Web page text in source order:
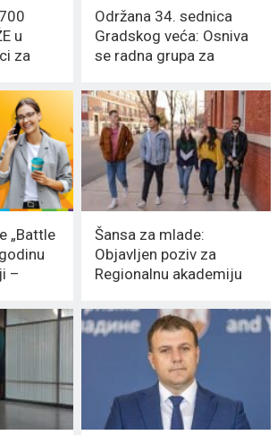
u
za
Održana 34. sednica
Gradskog veća: Osniva
se radna grupa za
Omladinskog CENTRA
„Battle
–
Šansa za mlade:
Objavljen poziv za
Regionalnu akademiju